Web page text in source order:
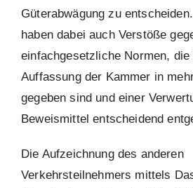
Güterabwägung zu
haben dabei auch Verstöße
einfachgesetzliche Normen, die
Auffassung der Kammer in
gegeben sind und einer
Beweismittel entscheidend
Die Aufzeichnung des anderen
Verkehrsteilnehmers mittels